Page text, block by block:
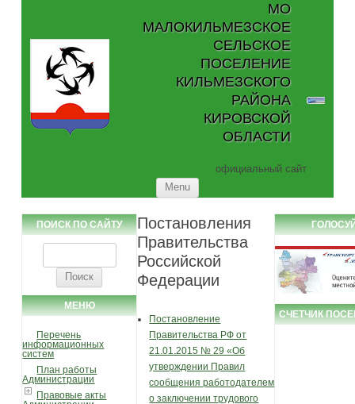
МО
МАЛОКИЛЬМЕЗСКОЕ
СЕЛЬСКОЕ
ПОСЕЛЕНИЕ
КИЛЬМЕЗСКОГО
РАЙОНА
КИРОВСКОЙ
ОБЛАСТИ
официальный сайт
Menu
ПОИСК ПО САЙТУ
МЕНЮ
Перечень
информационных
систем
План работы
Администрации
Правовые акты
Постановления
Правительства
Российской
Федерации
Постановление
Правительства РФ от
21.01.2015 № 29 «Об
утверждении Правил
сообщения работодателем
о заключении трудового
СЧЕТЧИК